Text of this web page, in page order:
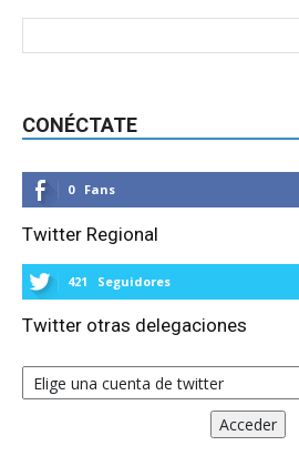
CONÉCTATE
0 Fans
Twitter Regional
421 Seguidores
Twitter otras delegaciones